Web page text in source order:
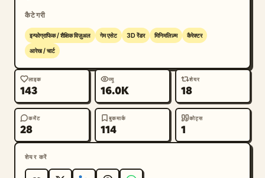
कैटेगरी
इन्फोग्राफिक / शैक्षिक विज़ुअल गेम एसेट 3D रेंडर मिनिमलिज़्म कैरेक्टर
आरेख / चार्ट
लाइक
143
व्यू
16.0K
शेयर
18
कमेंट
28
बुकमार्क
114
कोट्स
1
शेयर करें